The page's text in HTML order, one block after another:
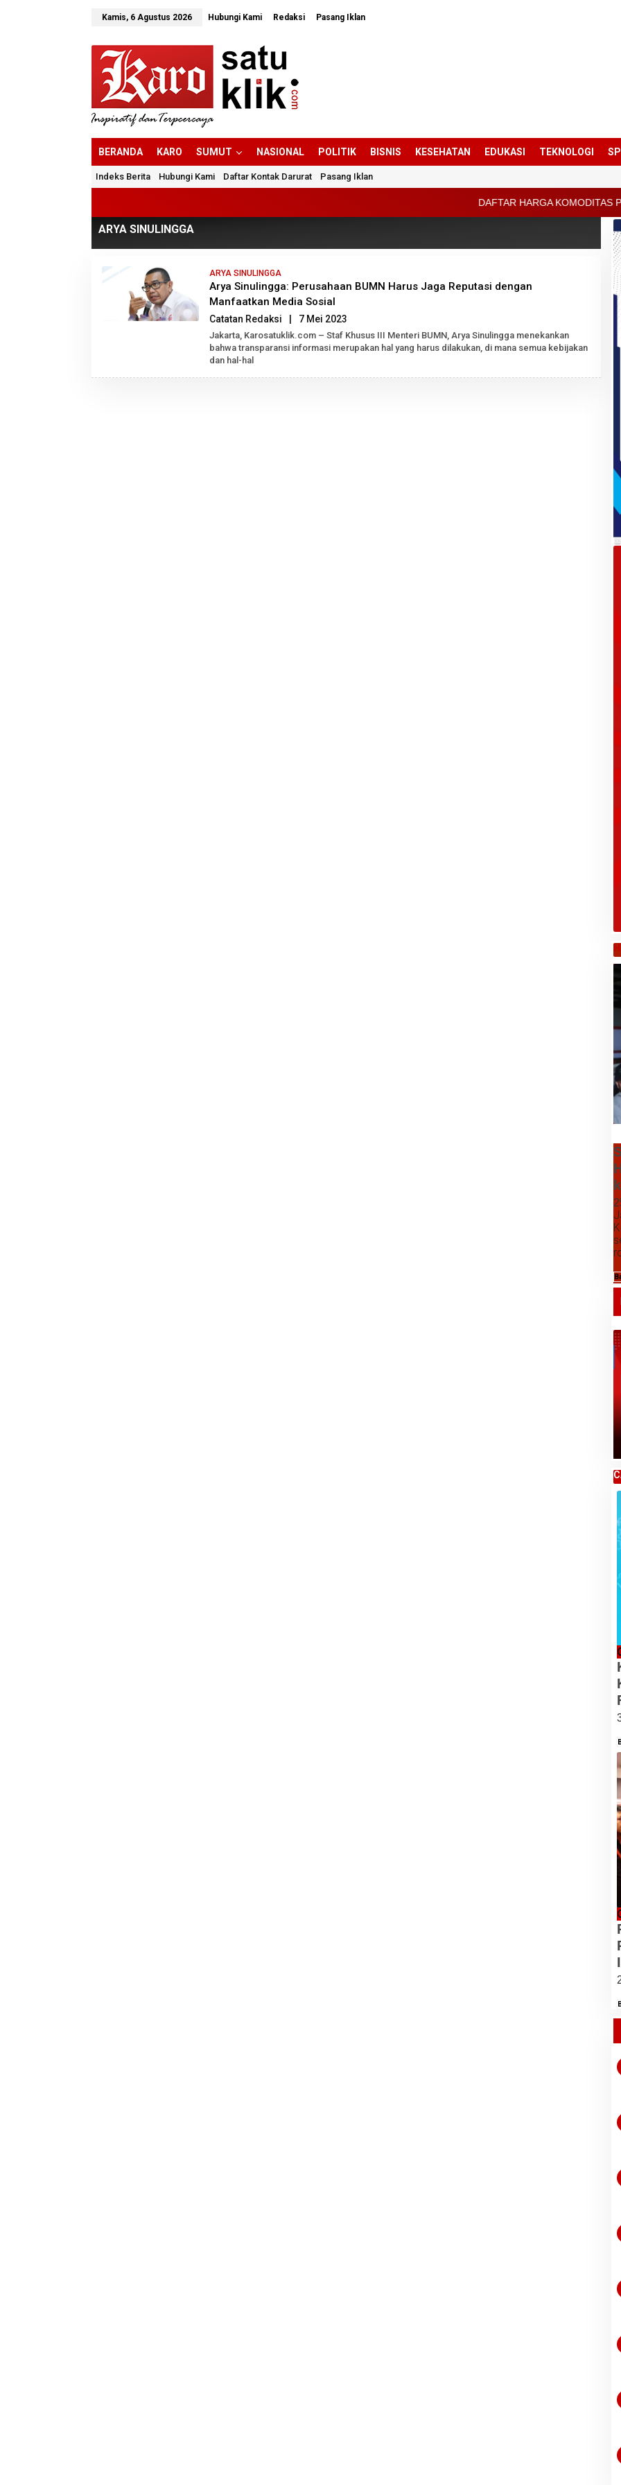
Kamis, 6 Agustus 2026 Hubungi Kami Redaksi Pasang Iklan
BERANDA KARO SUMUT NASIONAL POLITIK BISNIS KESEHATAN EDUKASI TEKNOLOGI
Indeks Berita Hubungi Kami Daftar Kontak Darurat Pasang Iklan
DAFTAR HARGA KOMODITAS
ARYA SINULINGGA
ARYA SINULINGGA
Arya Sinulingga: Perusahaan BUMN Harus Jaga Reputasi dengan
Manfaatkan Media Sosial
Catatan Redaksi 7 Mei 2023
Robert
Tarigan
Jakarta, Karosatuklik.com – Staf Khusus III Menteri BUMN, Arya Sinulingga menekankan
bahwa transparansi informasi merupakan hal yang harus dilakukan, di mana semua kebijakan
dan hal-hal